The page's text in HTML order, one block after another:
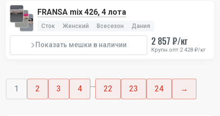
FRANSA mix 426, 4 лота
Сток Женский Всесезон Дания
Показать мешки в наличии 2 857 ₽/кг
Крупн.опт 2 428 ₽/кг
1 2 3 4 … 22 23 24 →